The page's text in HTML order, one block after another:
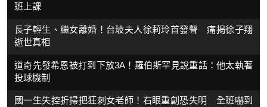
班上課
長子輕生、繼女離婚！台玻夫人徐莉玲首發聲 痛揭徐子翔
逝世真相
道奇先發希恩被打到下放3A！羅伯斯罕見說重話：他太執著
投球機制
國一生失控折掃把狂刺女老師！右眼重創恐失明 全班嚇到